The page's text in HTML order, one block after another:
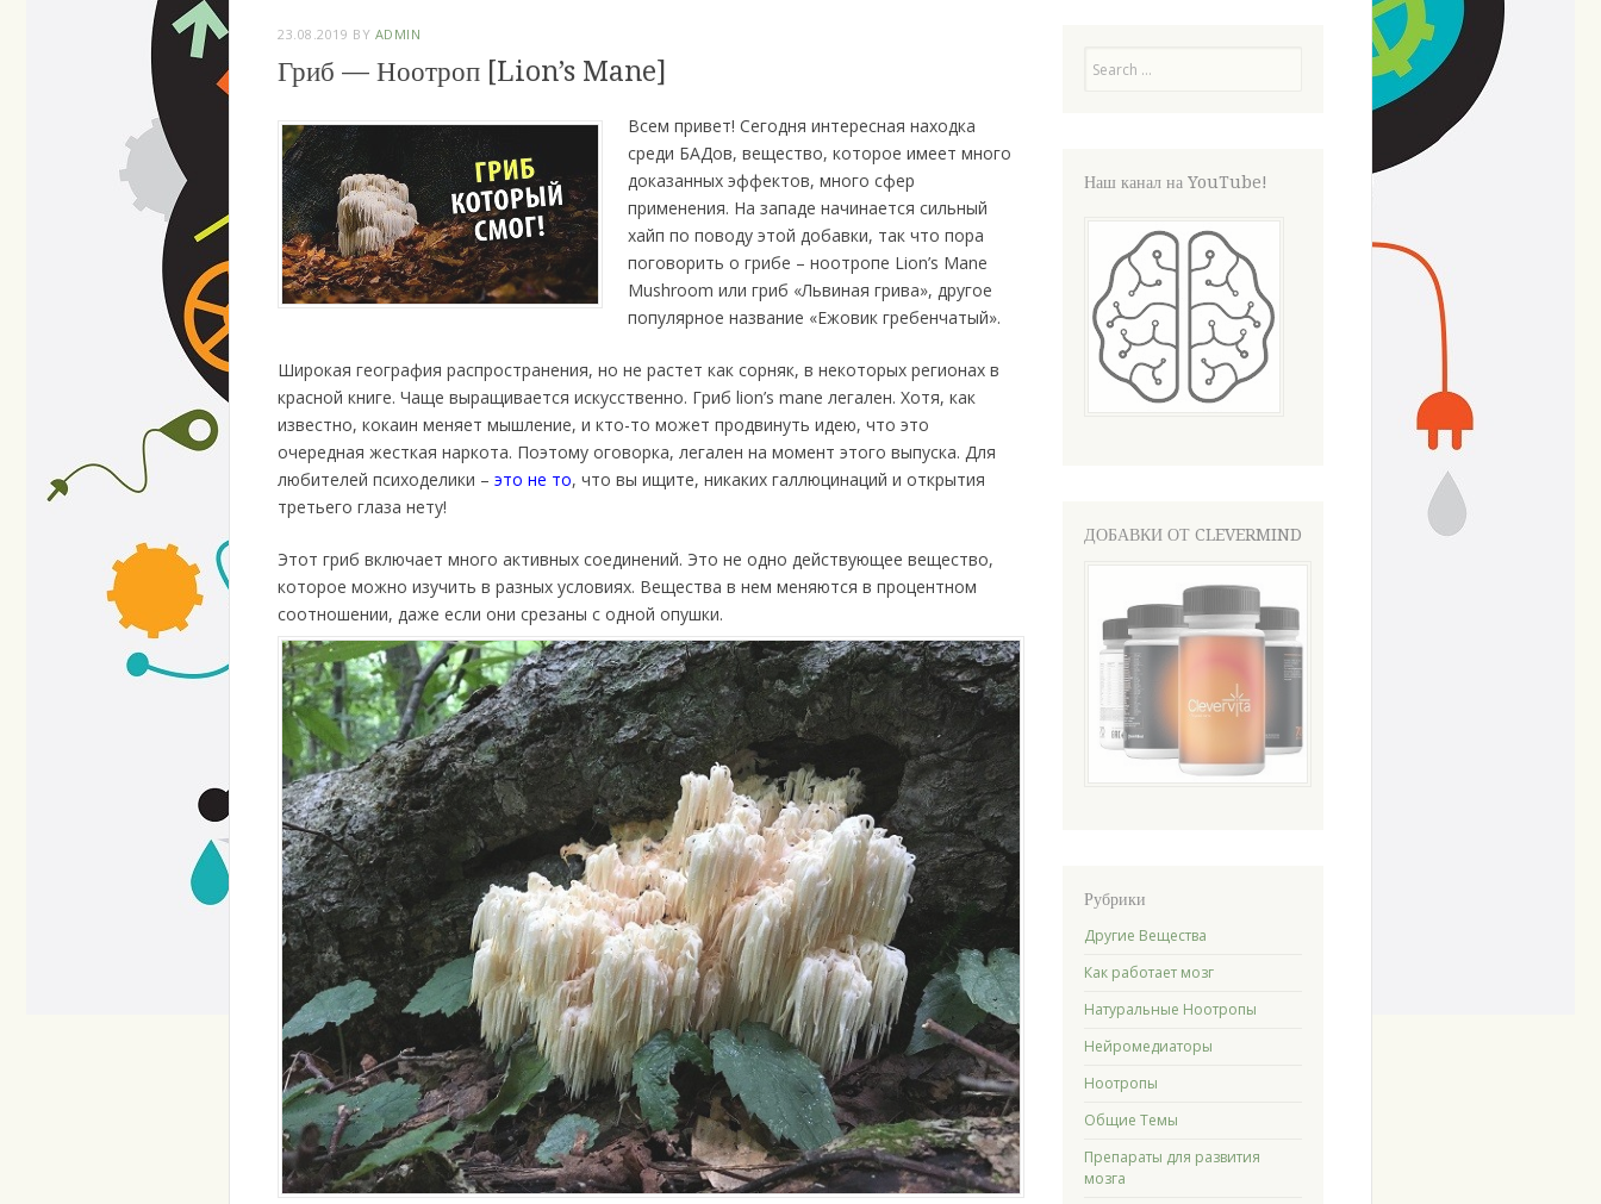
23.08.2019 BY ADMIN
Гриб — Ноотроп [Lion’s Mane]
Всем привет! Сегодня интересная находка
среди БАДов, вещество, которое имеет много
доказанных эффектов, много сфер
применения. На западе начинается сильный
хайп по поводу этой добавки, так что пора
поговорить о грибе – ноотропе Lion’s Mane
Mushroom или гриб «Львиная грива», другое
популярное название «Ежовик гребенчатый».
Широкая география распространения, но не растет как сорняк, в некоторых регионах в
красной книге. Чаще выращивается искусственно. Гриб lion’s mane легален. Хотя, как
известно, кокаин меняет мышление, и кто-то может продвинуть идею, что это
очередная жесткая наркота. Поэтому оговорка, легален на момент этого выпуска. Для
любителей психоделики – это не то, что вы ищите, никаких галлюцинаций и открытия
третьего глаза нету!
Этот гриб включает много активных соединений. Это не одно действующее вещество,
которое можно изучить в разных условиях. Вещества в нем меняются в процентном
соотношении, даже если они срезаны с одной опушки.
Наш канал на YouTube!
ДОБАВКИ ОТ CLEVERMIND
Рубрики
Другие Вещества
Как работает мозг
Натуральные Ноотропы
Нейромедиаторы
Ноотропы
Общие Темы
Препараты для развития
мозга